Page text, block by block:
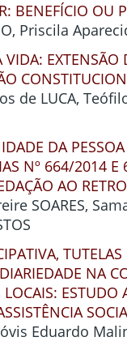
BENEFÍCIO OU
Priscila
EXTENSÃO
de LUCA,
DA
Nº 664/2014
AO
SOARES,
NA
ESTUDO
Eduardo